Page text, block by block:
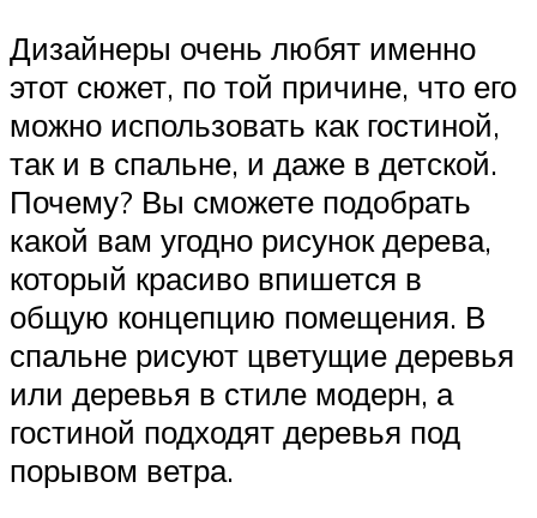
Дизайнеры очень любят именно
этот сюжет, по той причине, что его
можно использовать как гостиной,
так и в спальне, и даже в детской.
Почему? Вы сможете подобрать
какой вам угодно рисунок дерева,
который красиво впишется в
общую концепцию помещения. В
спальне рисуют цветущие деревья
или деревья в стиле модерн, а
гостиной подходят деревья под
порывом ветра.